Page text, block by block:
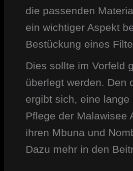
die passenden
ein wichtiger Aspekt
Bestückung eines
Dies sollte im Vorfeld
überlegt werden. Den
ergibt sich, eine lange
Pflege der Malawisee
ihren Mbuna und
Dazu mehr in den